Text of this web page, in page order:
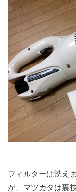
フィルターは洗え
が、マツカタは裏